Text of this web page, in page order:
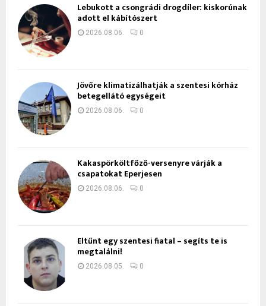
Lebukott a csongrádi drogdíler: kiskorúnak
adott el kábítószert
2026.08.06. 0
Jövőre klimatizálhatják a szentesi kórház
betegellátó egységeit
2026.08.06. 0
Kakaspörköltfőző-versenyre várják a
csapatokat Eperjesen
2026.08.06. 0
Eltűnt egy szentesi fiatal – segíts te is
megtalálni!
2026.08.05. 0